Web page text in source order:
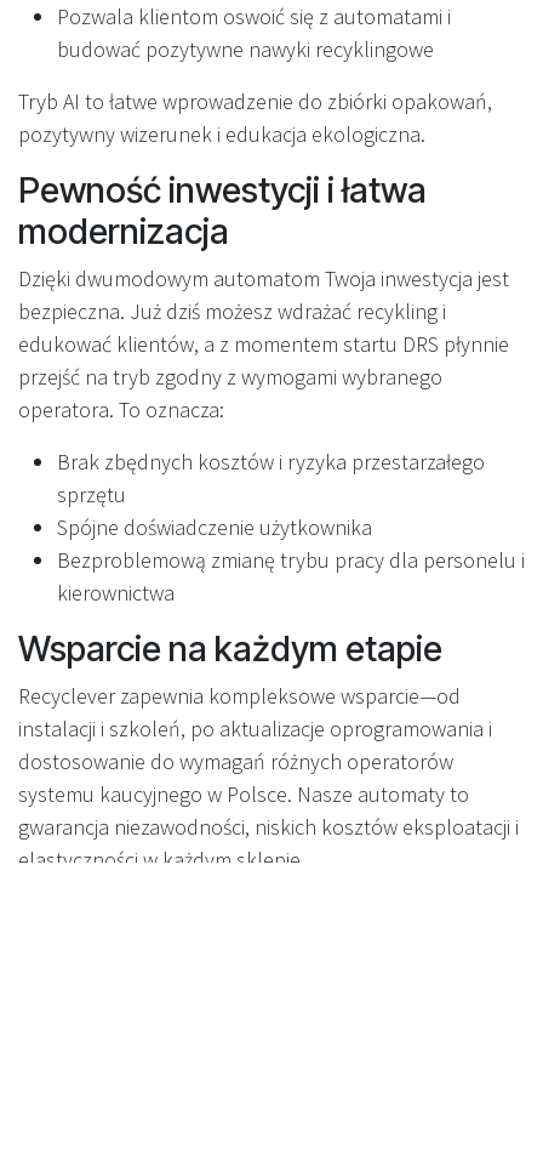
Pozwala klientom oswoić się z automatami i
budować pozytywne nawyki recyklingowe
Tryb AI to łatwe wprowadzenie do zbiórki opakowań,
pozytywny wizerunek i edukacja ekologiczna.
Pewność inwestycji i łatwa
modernizacja
Dzięki dwumodowym automatom Twoja inwestycja jest
bezpieczna. Już dziś możesz wdrażać recykling i
edukować klientów, a z momentem startu DRS płynnie
przejść na tryb zgodny z wymogami wybranego
operatora. To oznacza:
Brak zbędnych kosztów i ryzyka przestarzałego
sprzętu
Spójne doświadczenie użytkownika
Bezproblemową zmianę trybu pracy dla personelu i
kierownictwa
Wsparcie na każdym etapie
Recyclever zapewnia kompleksowe wsparcie—od
instalacji i szkoleń, po aktualizacje oprogramowania i
dostosowanie do wymagań różnych operatorów
systemu kaucyjnego w Polsce. Nasze automaty to
gwarancja niezawodności, niskich kosztów eksploatacji i
elastyczności w każdym sklepie.